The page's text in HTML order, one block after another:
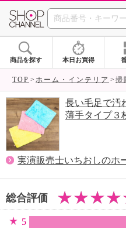
商品を探す 本日お買得
TOP ホーム・インテリア 掃
長い毛足で汚
薄手タイプ３
実演販売士いちおしのホ
総合評価
5